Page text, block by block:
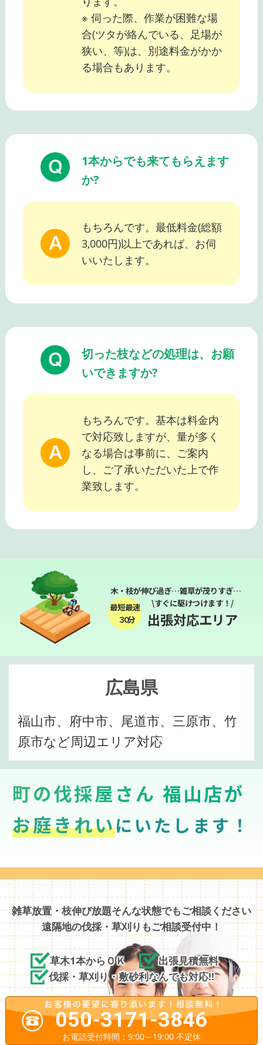
※ 伺った際、作業が困難な場
合(ツタが絡んでいる、足場が
狭い、等)は、別途料金がかか
る場合もあります。
1本からでも来てもらえます
か?
もちろんです。最低料金(総額
3,000円)以上であれば、お伺
いいたします。
切った枝などの処理は、お願
いできますか?
もちろんです。基本は料金内
で対応致しますが、量が多く
なる場合は事前に、ご案内
し、ご了承いただいた上で作
業致します。
木・枝が伸び過ぎ…雑草が茂りすぎ…
最短最速
３０分
\すぐに駆けつけます！/
出張対応エリア
広島県
福山市、府中市、尾道市、三原市、竹
原市など周辺エリア対応
町の伐採屋さん 福山店が
お庭きれいにいたします！
雑草放置・枝伸び放題そんな状態でもご相談ください
遠隔地の伐採・草刈りもご相談受付中！
草木1本からＯＫ
出張見積無料
伐採・草刈り・敷砂利なんでも対応!!
050-3171-3846
お電話受付時間：9:00～19:00 不定休